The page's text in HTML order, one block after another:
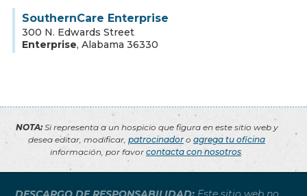
SouthernCare Enterprise
300 N. Edwards Street
Enterprise, Alabama 36330
NOTA:Si representa a un hospicio que figura en este sitio web y
desea editar, modificar, patrocinador o agrega tu oficina
información, por favor contacta con nosotros.